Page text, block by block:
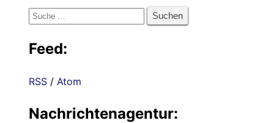
Suche
Feed:
RSS / Atom
Nachrichtenagentur: